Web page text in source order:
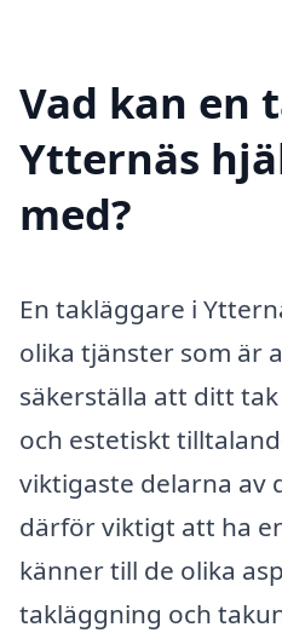
Vad kan en
Ytternäs
med?
En takläggare i
olika tjänster som är
säkerställa att ditt
och estetiskt
viktigaste delarna av
därför viktigt att ha
känner till de olika
takläggning och